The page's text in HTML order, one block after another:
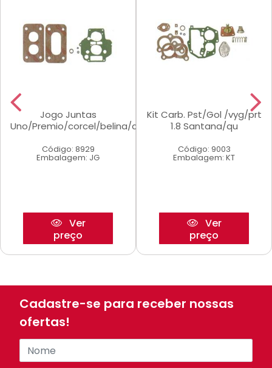
Jogo Juntas
Uno/Premio/corcel/belina/del
Código: 8929
Embalagem: JG
Ver
preço
Kit Carb. Pst/Gol /vyg/prt
1.8 Santana/qu
Código: 9003
Embalagem: KT
Ver
preço
Cadastre-se para receber nossas
ofertas!